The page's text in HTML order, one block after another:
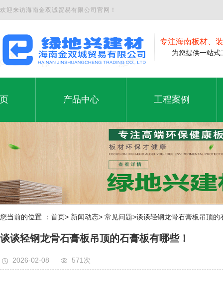
欢迎来访海南金双诚贸易有限公司官网！
专注海南板材、
为您提供一站式
产品中心
产品中心
生态板
轻钢龙骨
竹木纤维线条、护墙板
工程案例
工程案例
工程案例
您当前的位置 ：首页> 新闻动态> 常见问题>谈谈轻钢龙骨石膏板吊顶的
谈谈轻钢龙骨石膏板吊顶的石膏板有哪些！
2026-02-08 571次